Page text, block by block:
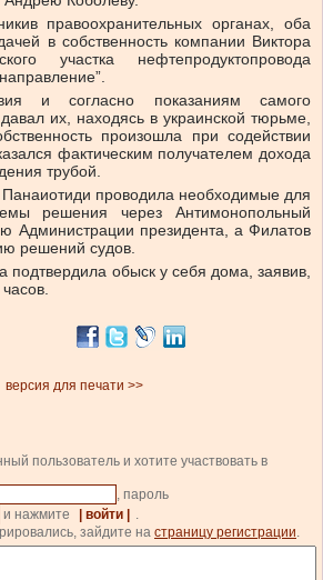
правоохранительных органах, оба
в собственность компании Виктора
участка нефтепродуктопровода
и согласно показаниям самого
их, находясь в украинской тюрьме,
произошла при содействии
фактическим получателем дохода
трубой.
проводила необходимые для
решения через Антимонопольный
Администрации президента, а Филатов
решений судов.
подтвердила обыск у себя дома, заявив,
версия для печати >>
пользователь и хотите участвовать в
, пароль
и нажмите
| войти |
.
зайдите на страницу регистрации.